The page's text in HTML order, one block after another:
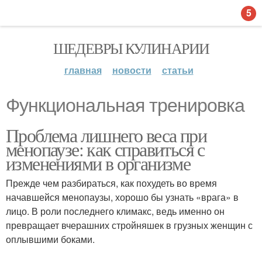
ШЕДЕВРЫ КУЛИНАРИИ
главная новости статьи
Функциональная тренировка
Проблема лишнего веса при
менопаузе: как справиться с
изменениями в организме
Прежде чем разбираться, как похудеть во время
начавшейся менопаузы, хорошо бы узнать «врага» в
лицо. В роли последнего климакс, ведь именно он
превращает вчерашних стройняшек в грузных женщин с
оплывшими боками.
5